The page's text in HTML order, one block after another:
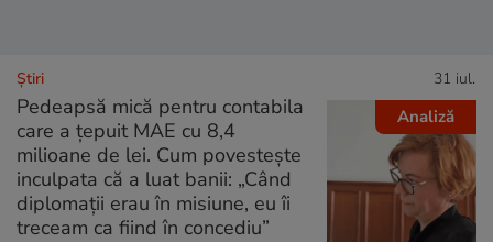
Analiză
Ştiri 31 iul.
Pedeapsă mică pentru contabila
care a țepuit MAE cu 8,4
milioane de lei. Cum povestește
inculpata că a luat banii: „Când
diplomații erau în misiune, eu îi
treceam ca fiind în concediu”